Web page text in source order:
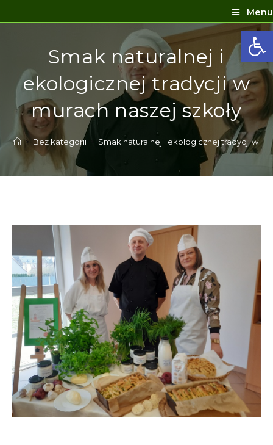
Menu
Smak naturalnej i
ekologicznej tradycji w
murach naszej szkoły
> Bez kategorii Smak naturalnej i ekologicznej tradycji w